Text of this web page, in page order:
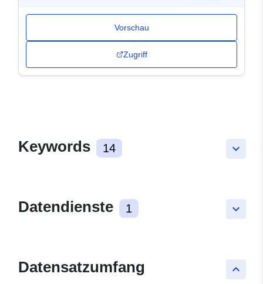
Vorschau
Zugriff
keyboard_arrow_down
Keywords 14
keyboard_arrow_down
Datendienste 1
keyboard_arrow_up
Datensatzumfang